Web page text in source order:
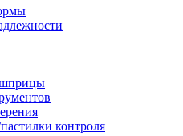
шприцы
контроля